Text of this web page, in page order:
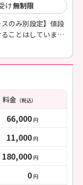
け無制限
のみ別設定】値段
ことはしていませ
でいいのです。会
料金（税込）
66,000 円
11,000 円
180,000 円
0 円